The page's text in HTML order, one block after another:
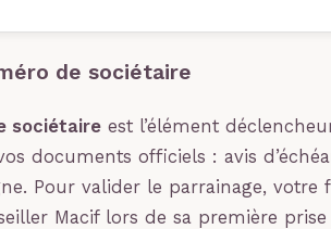
de sociétaire
sociétaire est l’élément
documents officiels : avis
Pour valider le parrainage,
Macif lors de sa première